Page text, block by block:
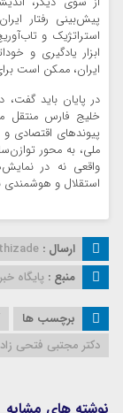
پیش‌بینی رفتار
استراتژیک و
ابزار یادگیری و
ایران، ممکن است
در پایان باید گفت،
خلیج فارس منتقل
پیوندهای اقتصادی
ملی، به محور
واقعی نه در
استقلال و هوشمندی
ارسال :
منبع : پایگاه
برچسب ها
دکتر مجتبی فتحی